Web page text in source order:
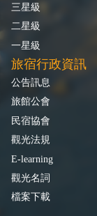
三星級
二星級
一星級
旅宿行政資訊
公告訊息
旅館公會
民宿協會
觀光法規
E-learning
觀光名詞
檔案下載